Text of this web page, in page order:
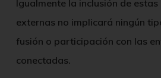
Igualmente la inclusión de estas
externas no implicará ningún
fusión o participación con las
conectadas.